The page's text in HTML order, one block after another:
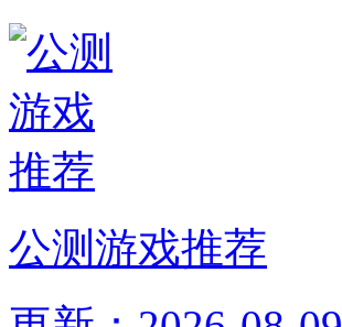
公测游戏推荐